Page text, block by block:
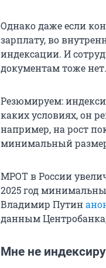
Однако даже если
зарплату, во
индексации. И
документам тоже нет.
Резюмируем:
каких условиях, он
например, на рост
минимальный
МРОТ в России
2025 год
Владимир Путин
данным Центробанка,
Мне не